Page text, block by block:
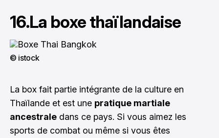
16.La boxe thaïlandaise
© istock
La box fait partie intégrante de la culture en
Thaïlande et est une pratique martiale
ancestrale dans ce pays. Si vous aimez les
sports de combat ou même si vous êtes